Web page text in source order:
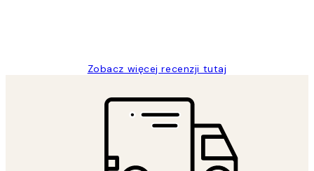
Zobacz więcej recenzji tutaj